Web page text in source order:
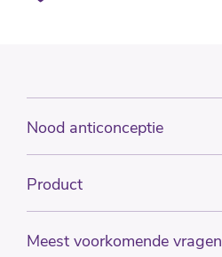
Nood anticonceptie
Product
Meest voorkomende vragen